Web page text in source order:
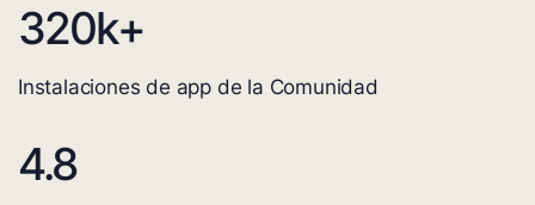
320k+
Instalaciones de app de la Comunidad
4.8